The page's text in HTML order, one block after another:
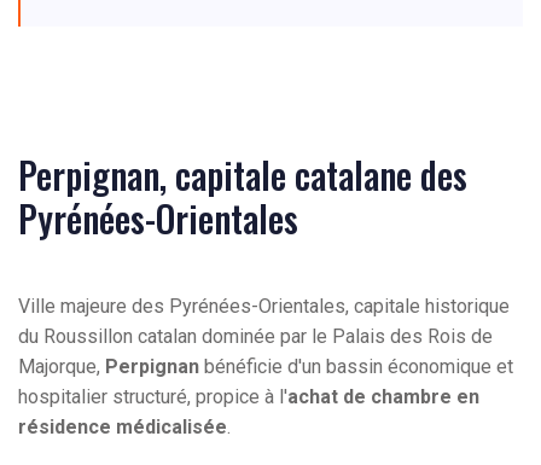
Perpignan, capitale catalane des
Pyrénées-Orientales
Ville majeure des Pyrénées-Orientales, capitale historique
du Roussillon catalan dominée par le Palais des Rois de
Majorque, Perpignan bénéficie d'un bassin économique et
hospitalier structuré, propice à l'achat de chambre en
résidence médicalisée.